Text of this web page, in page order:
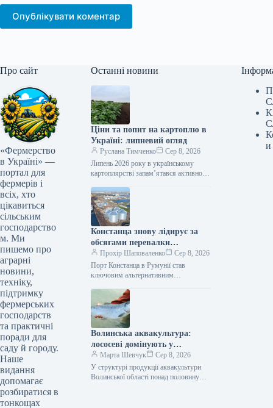
Опублікувати коментар
Про сайт
«Фермерство
в Україні» —
портал для
фермерів і
всіх, хто
цікавиться
сільським
господарство
м. Ми
пишемо про
аграрні
новини,
техніку,
підтримку
фермерських
господарств
та практичні
поради для
саду й городу.
Наше
видання
допомагає
розбиратися в
тонкощах
Останні новини
Ціни та попит на картоплю в
Україні: липневий огляд
Руслана Тимченко
Сер 8, 2026
Липень 2026 року в українському
картоплярстві запам’ятався активною
презентацією першого
загальнонаціонального дослідження
споживання картоплі, сезонним
зниженням…
Констанца знову лідирує за
обсягами перевалки
українських вантажів
Прохір Шаповаленко
Сер 8, 2026
Порт Констанца в Румунії став
ключовим альтернативним
агроекспорту. Розвиток цього
маршруту, розширення логістичних
потужностей та підтримка…
Волинська аквакультура:
лососеві домінують у
продукції
Марта Шевчук
Сер 8, 2026
У структурі продукції аквакультури
Волинської області понад половину
и